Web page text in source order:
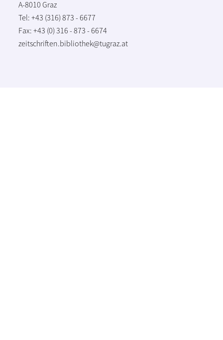
A-8010 Graz
Tel: +43 (316) 873 - 6677
Fax: +43 (0) 316 - 873 - 6674
zeitschriften.bibliothek@tugraz.at